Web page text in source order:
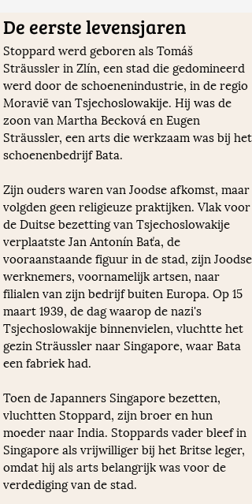
De eerste levensjaren
Stoppard werd geboren als Tomáš
Sträussler in Zlín, een stad die gedomineerd
werd door de schoenenindustrie, in de regio
Moravië van Tsjechoslowakije. Hij was de
zoon van Martha Becková en Eugen
Sträussler, een arts die werkzaam was bij het
schoenenbedrijf Bata.
Zijn ouders waren van Joodse afkomst, maar
volgden geen religieuze praktijken. Vlak voor
de Duitse bezetting van Tsjechoslowakije
verplaatste Jan Antonín Baťa, de
vooraanstaande figuur in de stad, zijn Joodse
werknemers, voornamelijk artsen, naar
filialen van zijn bedrijf buiten Europa. Op 15
maart 1939, de dag waarop de nazi's
Tsjechoslowakije binnenvielen, vluchtte het
gezin Sträussler naar Singapore, waar Bata
een fabriek had.
Toen de Japanners Singapore bezetten,
vluchtten Stoppard, zijn broer en hun
moeder naar India. Stoppards vader bleef in
Singapore als vrijwilliger bij het Britse leger,
omdat hij als arts belangrijk was voor de
verdediging van de stad.